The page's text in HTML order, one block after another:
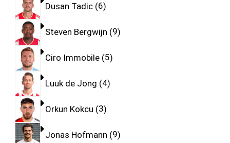
Dusan Tadic 6
Steven Bergwijn 9
Ciro Immobile 5
Luuk de Jong 4
Orkun Kokcu 3
Jonas Hofmann 9